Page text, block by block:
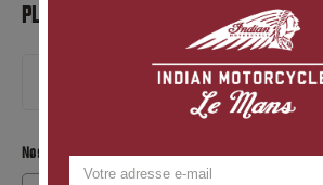
PLAN DU SITE
SHOP INDIAN MOTORCYCLE LE MANS
Nos offres